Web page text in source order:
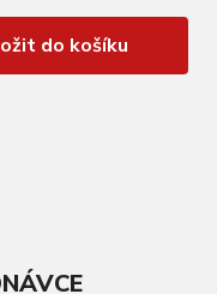
do košíku